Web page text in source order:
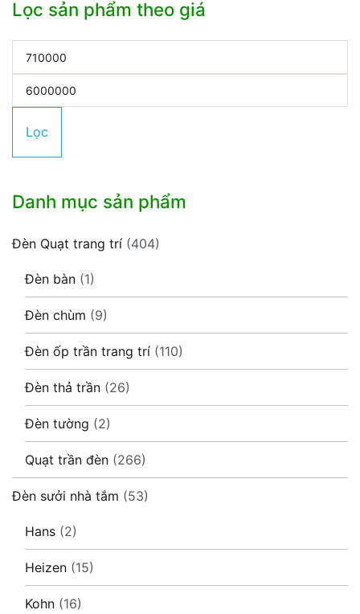
Lọc sản phẩm theo giá
Giá
tối
thiểu
Giá
Lọc
Danh mục sản phẩm
Đèn Quạt trang trí (404)
Đèn bàn (1)
Đèn chùm (9)
Đèn ốp trần trang trí (110)
Đèn thả trần (26)
Đèn tường (2)
Quạt trần đèn (266)
Đèn sưởi nhà tắm (53)
Hans (2)
Heizen (15)
Kohn (16)